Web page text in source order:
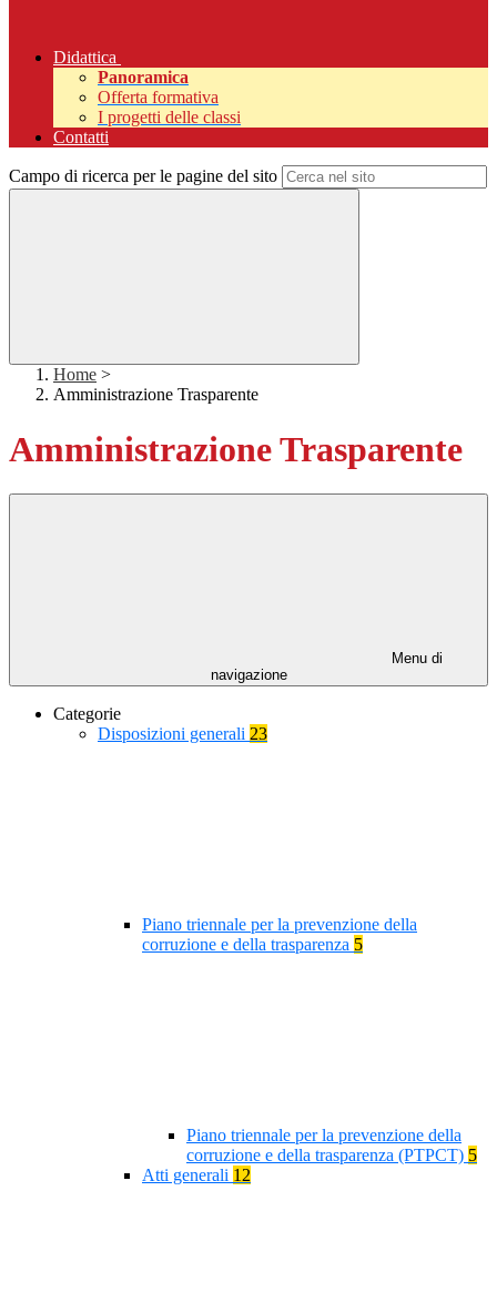
Didattica
Panoramica
Offerta formativa
I progetti delle classi
Contatti
Campo di ricerca per le pagine del sito
Home >
Amministrazione Trasparente
Amministrazione Trasparente
Menu di
navigazione
Categorie
Disposizioni generali 23
Piano triennale per la prevenzione della
corruzione e della trasparenza 5
Piano triennale per la prevenzione della
corruzione e della trasparenza (PTPCT) 5
Atti generali 12